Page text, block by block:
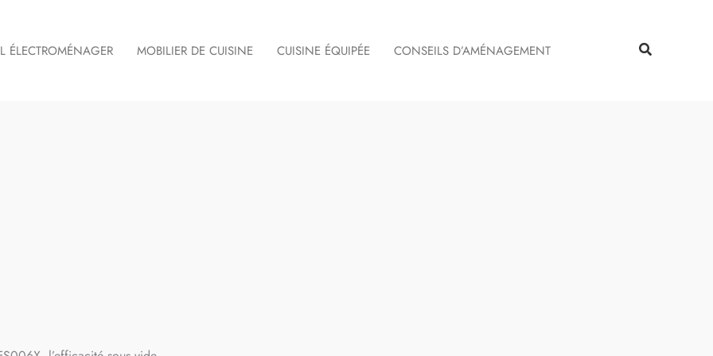
ÉLECTROMÉNAGER MOBILIER DE CUISINE CUISINE ÉQUIPÉE CONSEILS D’AMÉNAGEMENT Rechercher